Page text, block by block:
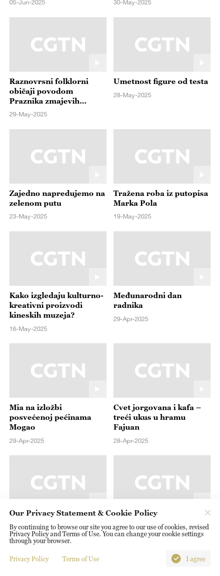
05-Jun-2025 30-May-2025
Raznovrsni folklorni
običaji povodom
Praznika zmajevih
čamaca
29-May-2025
Umetnost figure od testa
28-May-2025
Zajedno napredujemo na
zelenom putu
23-May-2025
Tražena roba iz putopisa
Marka Pola
19-May-2025
Kako izgledaju kulturno-
kreativni proizvodi
kineskih muzeja?
16-May-2025
Međunarodni dan
radnika
29-Apr-2025
Mia na izložbi
posvećenoj pećinama
Mogao
29-Apr-2025
Cvet jorgovana i kafa –
treći ukus u hramu
Fajuan
28-Apr-2025
Humanitarci iz Srbije
Yugom 55 prešli 12
hiljada kilometara za 18
Svetski dan knjige:
Knjižara u hutungu
Our Privacy Statement & Cookie Policy
By continuing to browse our site you agree to our use of cookies, revised
Privacy Policy and Terms of Use. You can change your cookie settings
through your browser.
Privacy Policy Terms of Use I agree